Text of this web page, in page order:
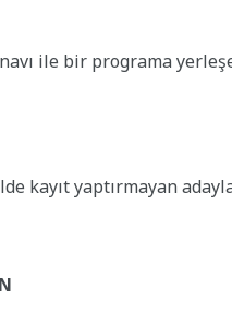
ile bir programa
kayıt yaptırmayan